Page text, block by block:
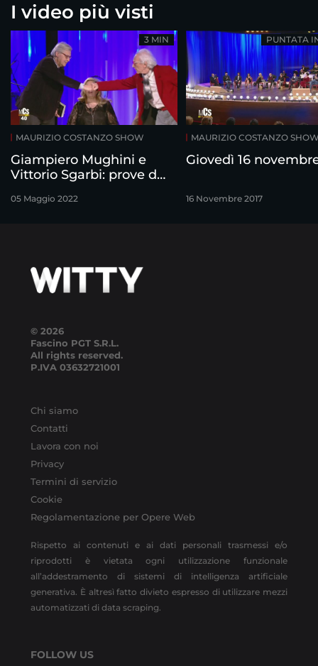
I video più visti
MAURIZIO COSTANZO SHOW
Giampiero Mughini e
Vittorio Sgarbi: prove di
05 Maggio 2022
3 MIN
MAURIZIO COSTANZO
Giovedì 16
16 Novembre 2017
PUNTATA
© 2026
Fascino PGT S.R.L.
All rights reserved.
P.IVA 03632721001
Chi siamo
Contatti
Lavora con noi
Privacy
Termini di servizio
Cookie
Regolamentazione per Opere Web
Rispetto ai contenuti e ai dati personali trasmessi e/o
riprodotti è vietata ogni utilizzazione funzionale
all’addestramento di sistemi di intelligenza artificiale
generativa. È altresì fatto divieto espresso di utilizzare mezzi
automatizzati di data scraping.
FOLLOW US